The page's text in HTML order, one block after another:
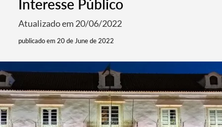
Interesse Público
Atualizado em 20/06/2022
publicado em 20 de June de 2022